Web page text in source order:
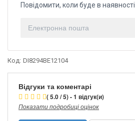
Повідомити, коли буде в наявності
Код: DI8294BE12104
Відгуки та коментарі
( 5.0 / 5) - 1 відгук(и)
Показати подробиці оцінок